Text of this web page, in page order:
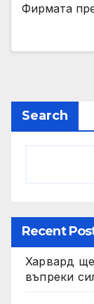
Фирмата
Search
Recent
Харвард
въпреки